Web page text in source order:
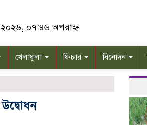
০৭:৪৬ অপরাহ্ন
খেলাধুলা ফিচার বিনোদন